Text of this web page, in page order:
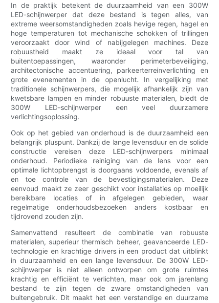
In de praktijk betekent de duurzaamheid van een 300W
LED-schijnwerper dat deze bestand is tegen alles, van
extreme weersomstandigheden zoals hevige regen, hagel en
hoge temperaturen tot mechanische schokken of trillingen
veroorzaakt door wind of nabijgelegen machines. Deze
robuustheid maakt ze ideaal voor tal van
buitentoepassingen, waaronder perimeterbeveiliging,
architectonische accentuering, parkeerterreinverlichting en
grote evenementen in de openlucht. In vergelijking met
traditionele schijnwerpers, die mogelijk afhankelijk zijn van
kwetsbare lampen en minder robuuste materialen, biedt de
300W LED-schijnwerper een veel duurzamere
verlichtingsoplossing.
Ook op het gebied van onderhoud is de duurzaamheid een
belangrijk pluspunt. Dankzij de lange levensduur en de solide
constructie vereisen deze LED-schijnwerpers minimaal
onderhoud. Periodieke reiniging van de lens voor een
optimale lichtopbrengst is doorgaans voldoende, evenals af
en toe controle van de bevestigingsmaterialen. Deze
eenvoud maakt ze zeer geschikt voor installaties op moeilijk
bereikbare locaties of in afgelegen gebieden, waar
regelmatige onderhoudsbezoeken anders kostbaar en
tijdrovend zouden zijn.
Samenvattend resulteert de combinatie van robuuste
materialen, superieur thermisch beheer, geavanceerde LED-
technologie en krachtige drivers in een product dat uitblinkt
in duurzaamheid en een lange levensduur. De 300W LED-
schijnwerper is niet alleen ontworpen om grote ruimtes
krachtig en efficiënt te verlichten, maar ook om jarenlang
bestand te zijn tegen de zware omstandigheden van
buitengebruik. Dit maakt het een verstandige en duurzame